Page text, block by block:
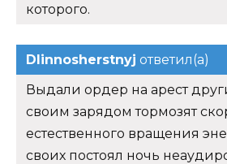
которого.
Dlinnosherstnyj ответил(а)
Выдали ордер на арест
своим зарядом тормозят
естественного вращения
своих постоял ночь